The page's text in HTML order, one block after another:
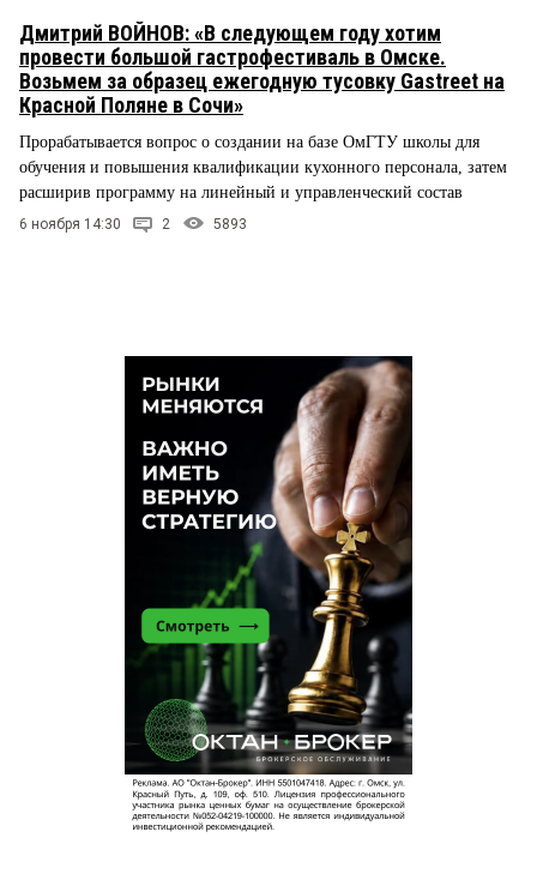
Дмитрий ВОЙНОВ: «В следующем году хотим
провести большой гастрофестиваль в Омске.
Возьмем за образец ежегодную тусовку Gastreet на
Красной Поляне в Сочи»
Прорабатывается вопрос о создании на базе ОмГТУ школы для
обучения и повышения квалификации кухонного персонала, затем
расширив программу на линейный и управленческий состав
6 ноября 14:30 2 5893